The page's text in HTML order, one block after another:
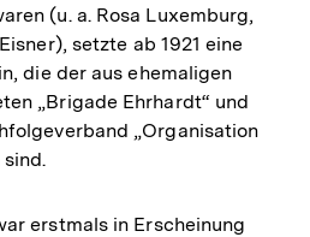
der
Fußnote
(u. a. Rosa Luxemburg,
setzte ab 1921 eine
die der aus ehemaligen
„Brigade Ehrhardt“ und
„Organisation
erstmals in Erscheinung